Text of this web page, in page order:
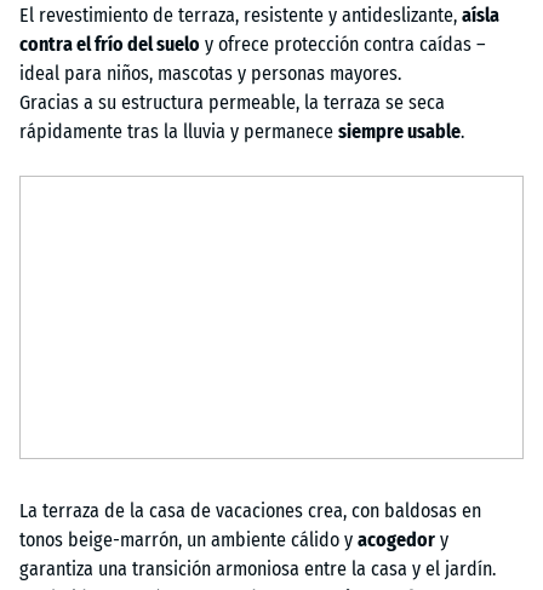
El revestimiento de terraza, resistente y antideslizante, aísla
contra el frío del suelo y ofrece protección contra caídas –
ideal para niños, mascotas y personas mayores.
Gracias a su estructura permeable, la terraza se seca
rápidamente tras la lluvia y permanece siempre usable.
La terraza de la casa de vacaciones crea, con baldosas en
tonos beige-marrón, un ambiente cálido y acogedor y
garantiza una transición armoniosa entre la casa y el jardín.